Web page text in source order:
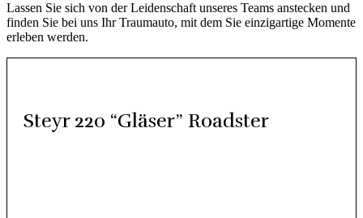
Las­sen Sie sich von der Lei­den­schaft unse­res Teams anste­cken und
fin­den Sie bei uns Ihr Traum­au­to, mit dem Sie ein­zig­ar­ti­ge Momen­te
erle­ben wer­den.
Steyr 220 “Glä­ser” Roads­ter